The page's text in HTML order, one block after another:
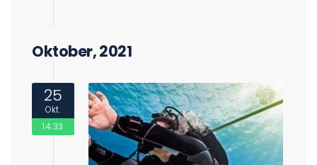
Oktober, 2021
25
Okt.
14:33